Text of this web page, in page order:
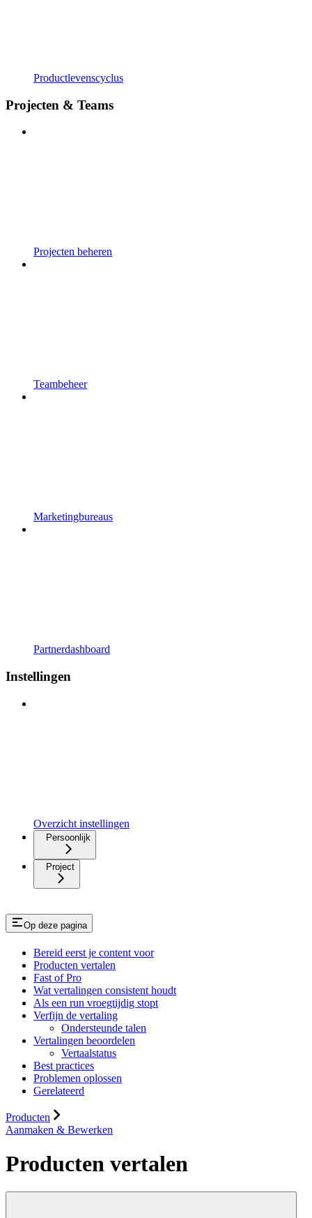
Productlevenscyclus
Projecten & Teams
Projecten beheren
Teambeheer
Marketingbureaus
Partnerdashboard
Instellingen
Overzicht instellingen
Persoonlijk
Project
Op deze pagina
Bereid eerst je content voor
Producten vertalen
Fast of Pro
Wat vertalingen consistent houdt
Als een run vroegtijdig stopt
Verfijn de vertaling
Ondersteunde talen
Vertalingen beoordelen
Vertaalstatus
Best practices
Problemen oplossen
Gerelateerd
Producten
Aanmaken & Bewerken
Producten vertalen